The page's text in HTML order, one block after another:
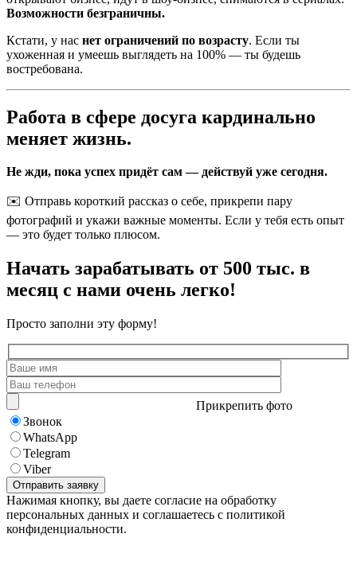
Возможности безграничны.
Кстати, у нас нет ограничений по возрасту. Если ты
ухоженная и умеешь выглядеть на 100% — ты будешь
востребована.
Работа в сфере досуга кардинально
меняет жизнь.
Не жди, пока успех придёт сам — действуй уже сегодня.
✉️ Отправь короткий рассказ о себе, прикрепи пару
фотографий и укажи важные моменты. Если у тебя есть опыт
— это будет только плюсом.
Начать зарабатывать от 500 тыс. в
месяц с нами очень легко!
Просто заполни эту форму!
Прикрепить фото
Звонок
WhatsApp
Telegram
Viber
Нажимая кнопку, вы даете согласие на обработку
персональных данных и соглашаетесь с политикой
конфиденциальности.